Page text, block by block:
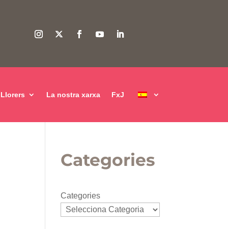
Llorers La nostra xarxa FxJ
Categories
Categories